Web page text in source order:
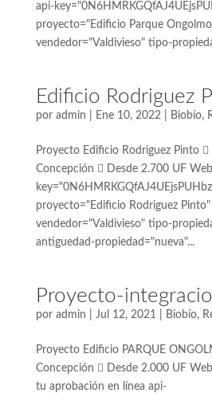
api-
proyecto="Edificio Parque
vendedor="Valdivieso" tipo-
Edificio Rodriguez
por admin Ene 10, 2022| Biobío,
Proyecto Edificio Rodriguez Pinto
Concepción  Desde 2.700 UF
proyecto="Edificio Rodriguez Pinto"
vendedor="Valdivieso" tipo-
antiguedad-propiedad="nueva"...
Proyecto-
por admin Jul 12, 2021 Biobío,
Proyecto Edificio PARQUE
Concepción  Desde 2.000 UF
tu aprobación en línea api-